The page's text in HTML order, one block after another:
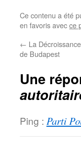
Ce contenu a été
en favoris avecce
← La
de Budapest
Une
Ping : Parti